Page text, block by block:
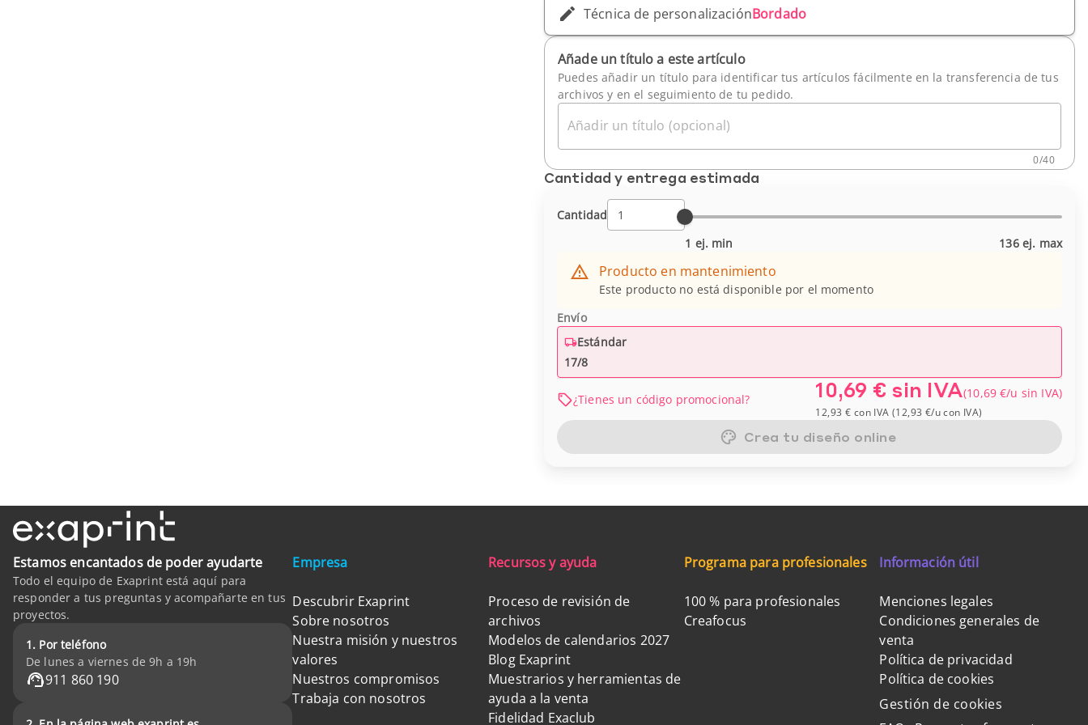
Técnica de personalizaciónBordado
Añade un título a este artículo
Puedes añadir un título para identificar tus artículos fácilmente en la transferencia de tus
archivos y en el seguimiento de tu pedido.
Añadir un título (opcional)
0/40
Cantidad y entrega estimada
Cantidad
1 ej. min
136 ej. max
Producto en mantenimiento
Este producto no está disponible por el momento
Envío
Estándar
17/8
¿Tienes un código promocional? 10,69 € sin IVA(10,69 €/u sin IVA)
12,93 € con IVA (12,93 €/ucon IVA)
Crea tu diseño online
Estamos encantados de poder ayudarte
Todo el equipo de Exaprint está aquí para
responder a tus preguntas y acompañarte en tus
proyectos.
1. Por teléfono
De lunes a viernes de 9h a 19h
911 860 190
Empresa
Descubrir Exaprint
Sobre nosotros
Nuestra misión y nuestros
valores
Nuestros compromisos
Trabaja con nosotros
Recursos y ayuda
Proceso de revisión de
archivos
Modelos de calendarios 2027
Blog Exaprint
Muestrarios y herramientas de
ayuda a la venta
Fidelidad Exaclub
Programa para profesionales
100 % para profesionales
Creafocus
Información útil
Menciones legales
Condiciones generales de
venta
Política de privacidad
Política de cookies
Gestión de cookies